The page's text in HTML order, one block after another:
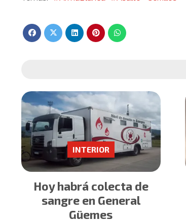
Hoy habrá colecta de
sangre en General
Güemes
INTERIOR